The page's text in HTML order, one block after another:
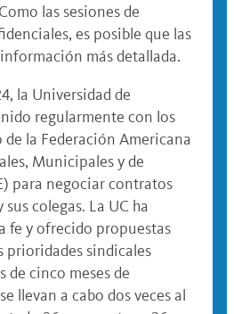
las sesiones de
es posible que las
más detallada.
la Universidad de
regularmente con los
la Federación Americana
Municipales y de
para negociar contratos
colegas. La UC ha
fe y ofrecido propuestas
prioridades sindicales
de cinco meses de
llevan a cabo dos veces al